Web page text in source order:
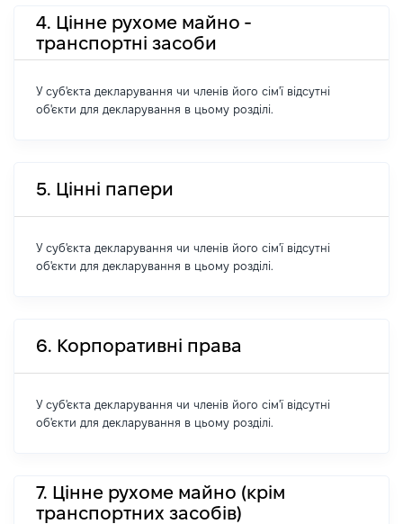
4. Цінне рухоме майно -
транспортні засоби
У суб'єкта декларування чи членів його сім'ї відсутні
об'єкти для декларування в цьому розділі.
5. Цінні папери
У суб'єкта декларування чи членів його сім'ї відсутні
об'єкти для декларування в цьому розділі.
6. Корпоративні права
У суб'єкта декларування чи членів його сім'ї відсутні
об'єкти для декларування в цьому розділі.
7. Цінне рухоме майно (крім
транспортних засобів)